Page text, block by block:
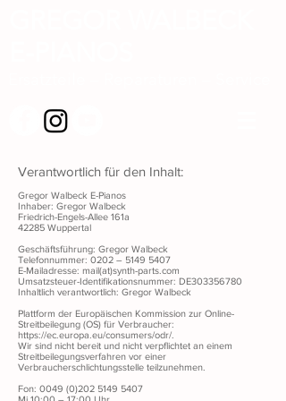
Verantwortlich für den Inhalt:
Gregor Walbeck E-Pianos
Inhaber: Gregor Walbeck
Friedrich-Engels-Allee 161a
42285 Wuppertal
Geschäftsführung: Gregor Walbeck
Telefonnummer: 0202 – 5149 5407
E-Mailadresse: mail(at)synth-parts.com
Umsatzsteuer-Identifikationsnummer: DE303356780
Inhaltlich verantwortlich: Gregor Walbeck
Plattform der Europäischen Kommission zur Online-
Streitbeilegung (OS) für Verbraucher:
https://ec.europa.eu/consumers/odr/.
Wir sind nicht bereit und nicht verpflichtet an einem
Streitbeilegungsverfahren vor einer
Verbraucherschlichtungsstelle teilzunehmen.
Fon: 0049 (0)202 5149 5407